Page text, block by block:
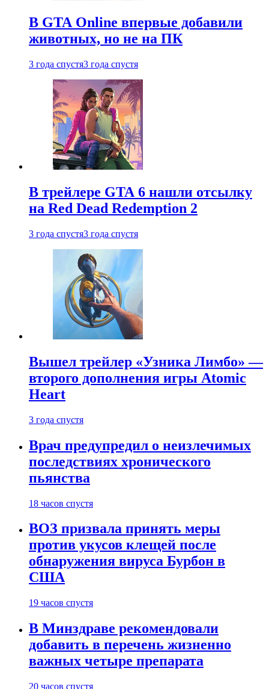
В GTA Online впервые добавили
животных, но не на ПК
3 года спустя3 года спустя
В трейлере GTA 6 нашли отсылку
на Red Dead Redemption 2
3 года спустя3 года спустя
Вышел трейлер «Узника Лимбо» —
второго дополнения игры Atomic
Heart
3 года спустя
Врач предупредил о неизлечимых
последствиях хронического
пьянства
18 часов спустя
ВОЗ призвала принять меры
против укусов клещей после
обнаружения вируса Бурбон в
США
19 часов спустя
В Минздраве рекомендовали
добавить в перечень жизненно
важных четыре препарата
20 часов спустя